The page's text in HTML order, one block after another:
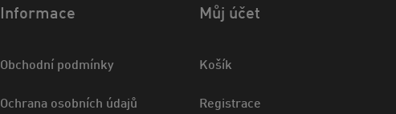
Informace
Obchodní podmínky
Ochrana osobních údajů
Můj účet
Košík
Registrace